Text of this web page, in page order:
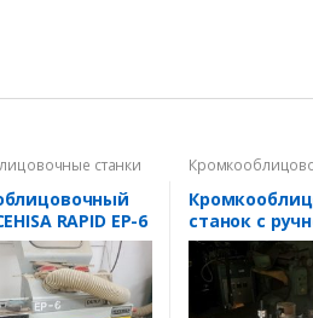
станки
RAPID EP-6
станок с
подачей